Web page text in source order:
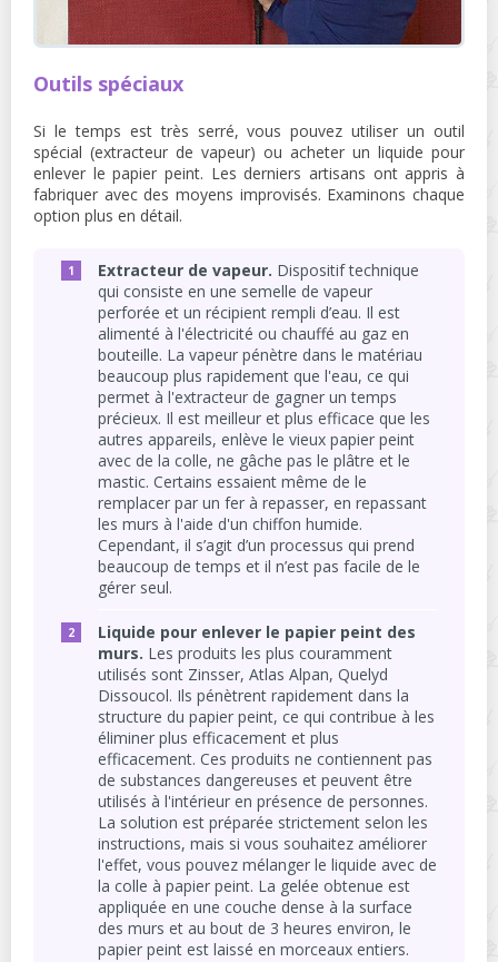
Outils spéciaux
Si le temps est très serré, vous pouvez utiliser un outil
spécial (extracteur de vapeur) ou acheter un liquide pour
enlever le papier peint. Les derniers artisans ont appris à
fabriquer avec des moyens improvisés. Examinons chaque
option plus en détail.
Extracteur de vapeur. Dispositif technique
qui consiste en une semelle de vapeur
perforée et un récipient rempli d’eau. Il est
alimenté à l'électricité ou chauffé au gaz en
bouteille. La vapeur pénètre dans le matériau
beaucoup plus rapidement que l'eau, ce qui
permet à l'extracteur de gagner un temps
précieux. Il est meilleur et plus efficace que les
autres appareils, enlève le vieux papier peint
avec de la colle, ne gâche pas le plâtre et le
mastic. Certains essaient même de le
remplacer par un fer à repasser, en repassant
les murs à l'aide d'un chiffon humide.
Cependant, il s’agit d’un processus qui prend
beaucoup de temps et il n’est pas facile de le
gérer seul.
Liquide pour enlever le papier peint des
murs. Les produits les plus couramment
utilisés sont Zinsser, Atlas Alpan, Quelyd
Dissoucol. Ils pénètrent rapidement dans la
structure du papier peint, ce qui contribue à les
éliminer plus efficacement et plus
efficacement. Ces produits ne contiennent pas
de substances dangereuses et peuvent être
utilisés à l'intérieur en présence de personnes.
La solution est préparée strictement selon les
instructions, mais si vous souhaitez améliorer
l'effet, vous pouvez mélanger le liquide avec de
la colle à papier peint. La gelée obtenue est
appliquée en une couche dense à la surface
des murs et au bout de 3 heures environ, le
papier peint est laissé en morceaux entiers.